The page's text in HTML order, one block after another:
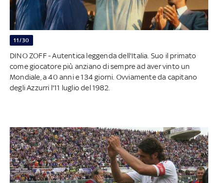
11/30
DINO ZOFF - Autentica leggenda dell'Italia. Suo il primato
come giocatore più anziano di sempre ad aver vinto un
Mondiale, a 40 anni e 134 giorni. Ovviamente da capitano
degli Azzurri l'11 luglio del 1982.